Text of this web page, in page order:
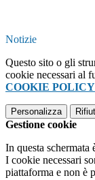
Notizie
Questo sito o gli
cookie necessari al
COOKIE POLICY
Personalizza
Gestione cookie
In questa schermata
I cookie necessari
piattaforma e non è